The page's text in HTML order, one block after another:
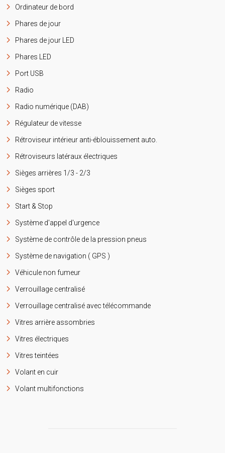
Ordinateur de bord
Phares de jour
Phares de jour LED
Phares LED
Port USB
Radio
Radio numérique (DAB)
Régulateur de vitesse
Rétroviseur intérieur anti-éblouissement auto.
Rétroviseurs latéraux électriques
Sièges arrières 1/3 - 2/3
Sièges sport
Start & Stop
Système d'appel d'urgence
Système de contrôle de la pression pneus
Système de navigation ( GPS )
Véhicule non fumeur
Verrouillage centralisé
Verrouillage centralisé avec télécommande
Vitres arrière assombries
Vitres électriques
Vitres teintées
Volant en cuir
Volant multifonctions